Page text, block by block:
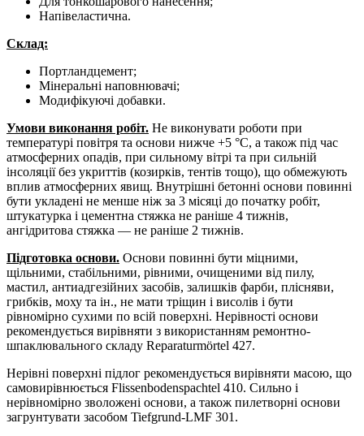
Напівеластична.
Склад:
Портландцемент;
Мінеральні наповнювачі;
Модифікуючі добавки.
Умови виконання робіт. Не виконувати роботи при
температурі повітря та основи нижче +5 °С, а також під час
атмосферних опадів, при сильному вітрі та при сильній
інсоляції без укриттів (козирків, тентів тощо), що обмежують
вплив атмосферних явищ. Внутрішні бетонні основи повинні
бути укладені не менше ніж за 3 місяці до початку робіт,
штукатурка і цементна стяжка не раніше 4 тижнів,
ангідритова стяжка — не раніше 2 тижнів.
Підготовка основи. Основи повинні бути міцними,
щільними, стабільними, рівними, очищеними від пилу,
мастил, антиадгезійних засобів, залишків фарби, плісняви,
грибків, моху та ін., не мати тріщин і висолів і бути
рівномірно сухими по всій поверхні. Нерівності основи
рекомендується вирівняти з використанням ремонтно-
шпаклювального складу Reparaturmörtel 427.
Нерівні поверхні підлог рекомендується вирівняти масою, що
самовирівнюється Flissenbodenspachtel 410. Сильно і
нерівномірно зволожені основи, а також пилетворні основи
загрунтувати засобом Tiefgrund-LMF 301.